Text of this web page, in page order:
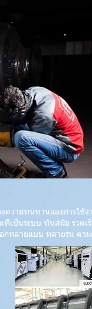
ความทนทานและการใ
เป็นระบบ ทันสมัย รวด
หลายแบบ หลายรุ่น ตาม